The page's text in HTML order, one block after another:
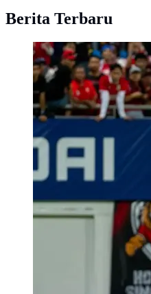
Berita Terbaru